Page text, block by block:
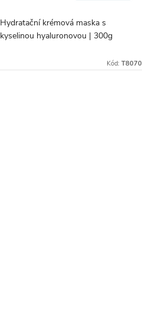
Hydratační krémová maska s
kyselinou hyaluronovou | 300g
Kód:T8070